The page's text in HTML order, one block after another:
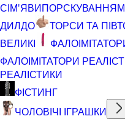
СІМ'ЯВИПОРСКУВАННЯМ
ДИЛДО
ТОРСИ ТА
ВЕЛИКІ
ФАЛОІМІТАТОРИ
РЕАЛІСТИКИ
ФІСТИНГ
ЧОЛОВІЧІ ІГРАШКИ